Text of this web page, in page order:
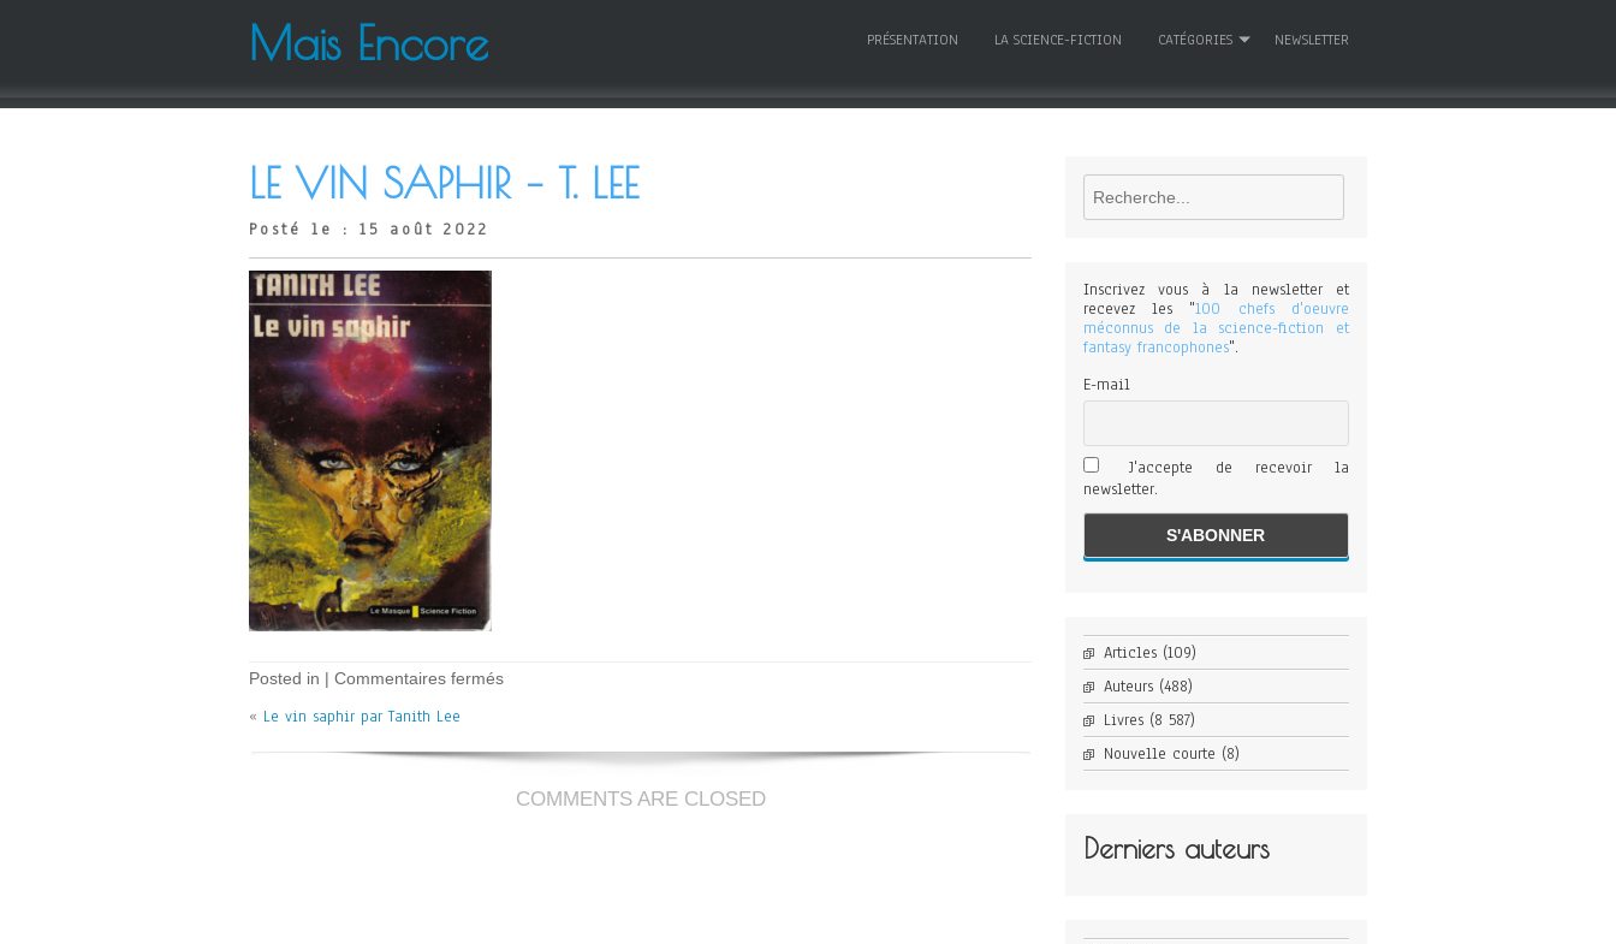
Mais Encore PRÉSENTATION LA SCIENCE-FICTION CATÉGORIES NEWSLETTER
LE VIN SAPHIR – T. LEE
Posté le : 15 août 2022
Posted in | Commentaires ferméssur
–
Lee
« Le vin saphir par Tanith Lee
COMMENTS ARE CLOSED
Rechercher
Inscrivez vous à la newsletter et
recevez les "100 chefs d'oeuvre
méconnus de la science-fiction et
fantasy francophones".
E-mail
J'accepte de recevoir la
newsletter.
Articles(109)
Auteurs(488)
Livres(8 587)
Nouvelle courte (8)
Derniers auteurs